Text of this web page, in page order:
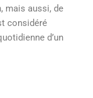
mais aussi, de
considéré
d’un